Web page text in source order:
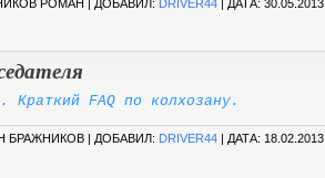
РОМАН | ДОБАВИЛ: DRIVER44 | ДАТА: 30.05.2013
Краткий FAQ по колхозану.
БРАЖНИКОВ | ДОБАВИЛ: DRIVER44 | ДАТА: 18.02.2013